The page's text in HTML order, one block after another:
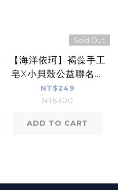
Sold Out
【海洋依珂】褐藻手工
皂X小貝殼公益聯名款
(尤加利/檸檬馬鞭
草)Ocean Re-New
NT$249
NT$300
ADD TO CART